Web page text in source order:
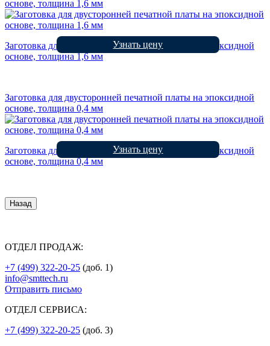
основе, толщина 1,6 мм
Заготовка для двусторонней печатной платы на эпоксидной
основе, толщина 1,6 мм
Узнать цену
Заготовка для двусторонней печатной платы на эпоксидной
основе, толщина 0,4 мм
Заготовка для двусторонней печатной платы на эпоксидной
основе, толщина 0,4 мм
Узнать цену
Назад
ОТДЕЛ ПРОДАЖ:
+7 (499) 322-20-25 (доб. 1)
info@smttech.ru
Отправить письмо
ОТДЕЛ СЕРВИСА:
+7 (499) 322-20-25 (доб. 3)